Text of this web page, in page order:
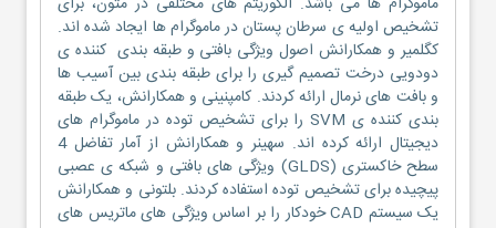
تشخیص اولیه ی سرطان پستان در ماموگرام ها ایجاد شده اند.
کگلمیر و همکارانش اصول ویژگی بافتی و طبقه بندی کننده ی
دودویی درخت تصمیم گیری را برای طبقه بندی بین آسیب ها
و بافت های نرمال ارائه کردند. کامپنینی و همکارانش، یک طبقه
بندی کننده ی SVM را برای تشخیص توده در ماموگرام های
دیجیتال ارائه کرده اند. سهینر و همکارانش از آمار تفاضل 4
سطح خاکستری (GLDS) ویژگی های بافتی و شبکه ی عصبی
پیچیده برای تشخیص توده استفاده کردند. بلتونی و همکارانش
یک سیستم CAD خودکار را بر اساس ویژگی های ماتریس های